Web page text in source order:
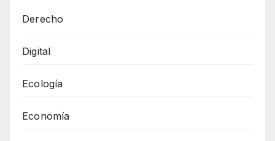
Derecho
Digital
Ecología
Economía